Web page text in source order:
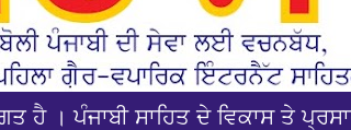
ਹੈ । ਪੰਜਾਬੀ ਸਾਹਿਤ ਦੇ ਵਿਕਾਸ ਤੇ